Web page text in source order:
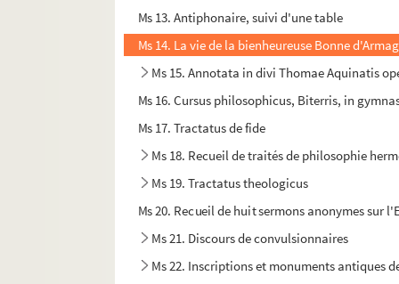
Ms 13. Antiphonaire, suivi d'une table
Ms 14. La vie de la bienheureuse Bonne
Ms 15. Annotata in divi Thomae Aquinatis
Ms 16. Cursus philosophicus, Biterris, in
Ms 17. Tractatus de fide
Ms 18. Recueil de traités de philosophie
Ms 19. Tractatus theologicus
Ms 20. Recueil de huit sermons anonymes
Ms 21. Discours de convulsionnaires
Ms 22. Inscriptions et monuments antiques